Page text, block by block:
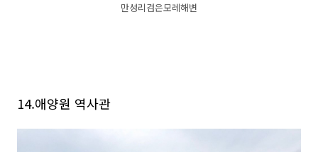
만성리검은모레해변
14.애양원 역사관